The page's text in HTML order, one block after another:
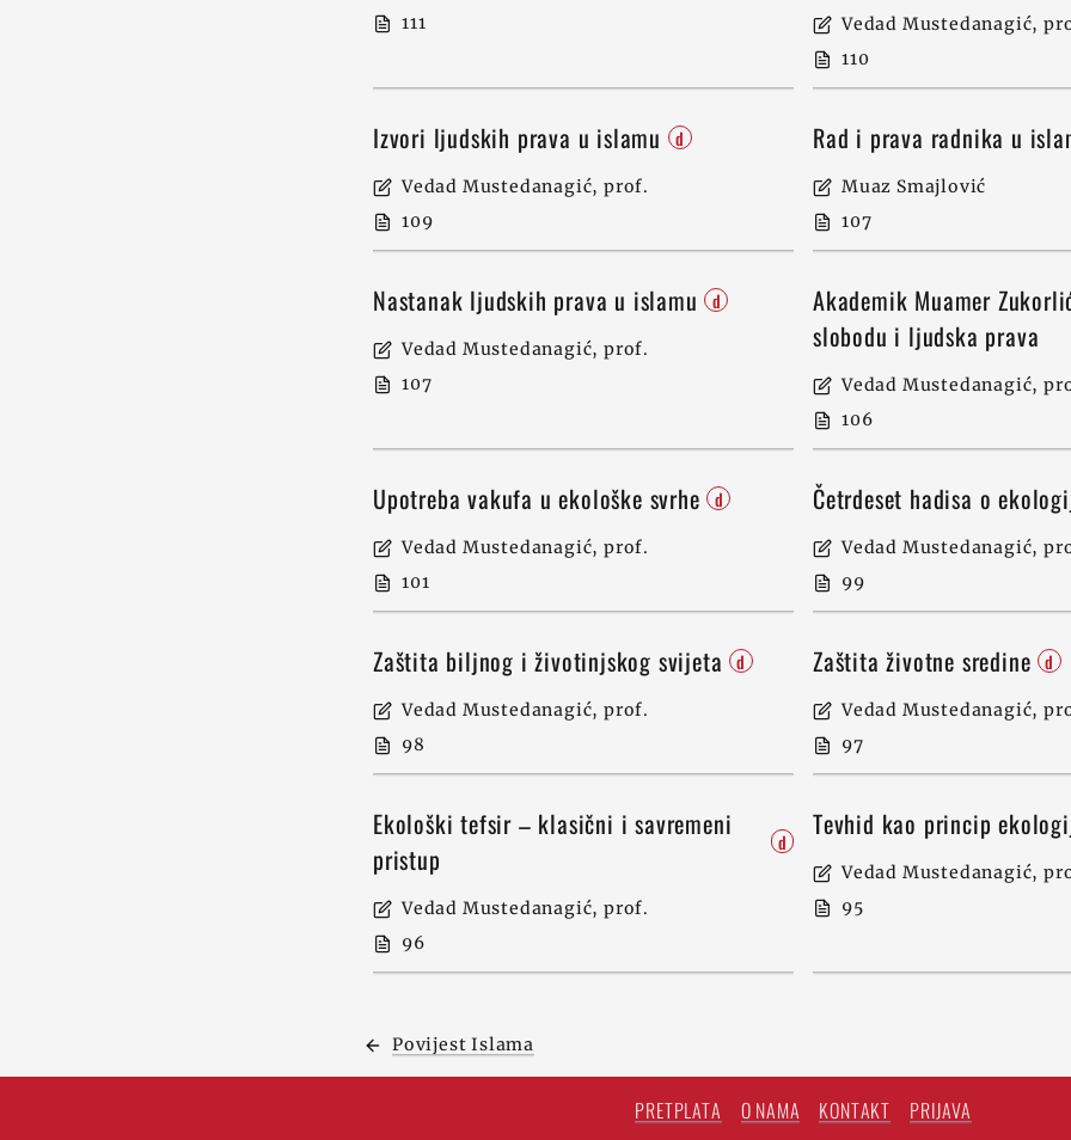
111
Vedad Mustedanagić,
110
Izvori ljudskih prava u islamu d
Vedad Mustedanagić, prof.
109
Rad i prava radnika u
Muaz Smajlović
107
Nastanak ljudskih prava u islamu d
Vedad Mustedanagić, prof.
107
Akademik Muamer
slobodu i ljudska prava
Vedad Mustedanagić,
106
Upotreba vakufa u ekološke svrhe d
Vedad Mustedanagić, prof.
101
Četrdeset hadisa o
Vedad Mustedanagić,
99
Zaštita biljnog i životinjskog svijeta d
Vedad Mustedanagić, prof.
98
Zaštita životne sredine d
Vedad Mustedanagić,
97
Ekološki tefsir – klasični i savremeni
pristup
d
Vedad Mustedanagić, prof.
96
Tevhid kao princip
Vedad Mustedanagić,
95
Povijest Islama
PRETPLATA O NAMA KONTAKT PRIJAVA